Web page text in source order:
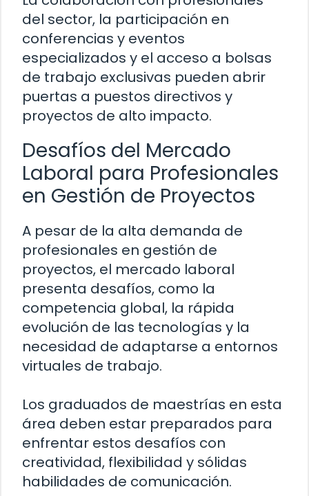
del sector, la participación en
conferencias y eventos
especializados y el acceso a bolsas
de trabajo exclusivas pueden abrir
puertas a puestos directivos y
proyectos de alto impacto.
Desafíos del Mercado
Laboral para Profesionales
en Gestión de Proyectos
A pesar de la alta demanda de
profesionales en gestión de
proyectos, el mercado laboral
presenta desafíos, como la
competencia global, la rápida
evolución de las tecnologías y la
necesidad de adaptarse a entornos
virtuales de trabajo.
Los graduados de maestrías en esta
área deben estar preparados para
enfrentar estos desafíos con
creatividad, flexibilidad y sólidas
habilidades de comunicación.